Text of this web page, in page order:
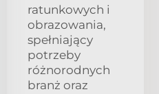
ratunkowych i
obrazowania,
spełniający
potrzeby
różnorodnych
branż oraz